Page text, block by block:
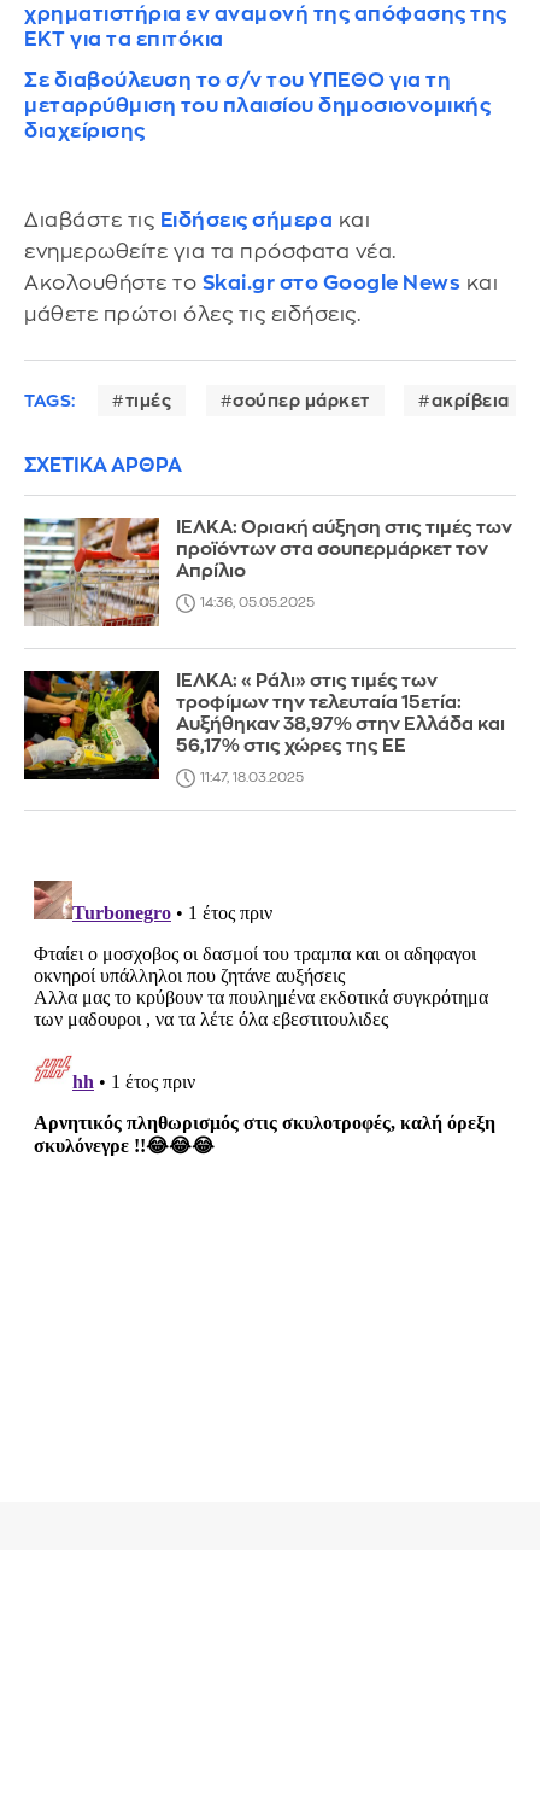
χρηματιστήρια εν αναμονή της απόφασης της
ΕΚΤ για τα επιτόκια
Σε διαβούλευση το σ/ν του ΥΠΕΘΟ για τη
μεταρρύθμιση του πλαισίου δημοσιονομικής
διαχείρισης
Διαβάστε τις Ειδήσεις σήμερα και
ενημερωθείτε για τα πρόσφατα νέα.
Ακολουθήστε το Skai.gr στο Google News και
μάθετε πρώτοι όλες τις ειδήσεις.
TAGS: τιμές σούπερ μάρκετ ακρίβεια
ΣΧΕΤΙΚΑ ΑΡΘΡΑ
ΙΕΛΚΑ: Οριακή αύξηση στις τιμές των
προϊόντων στα σουπερμάρκετ τον
Απρίλιο
14:36, 05.05.2025
ΙΕΛΚΑ: «Ράλι» στις τιμές των
τροφίμων την τελευταία 15ετία:
Αυξήθηκαν 38,97% στην Ελλάδα και
56,17% στις χώρες της ΕΕ
11:47, 18.03.2025